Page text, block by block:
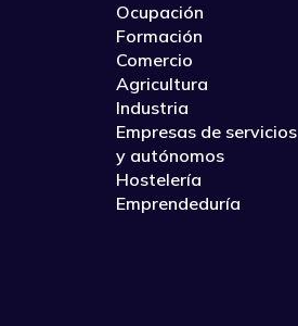
Ocupación
Formación
Comercio
Agricultura
Industria
Empresas de servicios
y autónomos
Hostelería
Emprendeduría